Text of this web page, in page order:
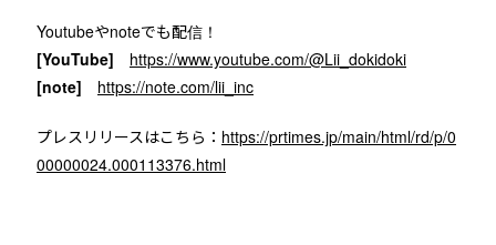
Youtubeやnoteでも配信！
[YouTube]
https://www.youtube.com/@Lii_dokidoki
[note]
https://note.com/lii_inc
プレスリリースはこちら： https://prtimes.jp/main/html/rd/p/0
00000024.000113376.html